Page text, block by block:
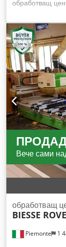
обработващ
S Година на
Захранване:
Честота: 50 Hz
Необходим
Hbjpfx Ahbea
обслужване и
Вече сами
Piemonte 1
обработващ
BIESSE